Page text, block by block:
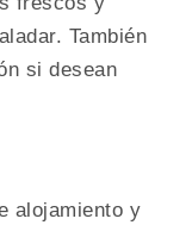
También
si desean
alojamiento y